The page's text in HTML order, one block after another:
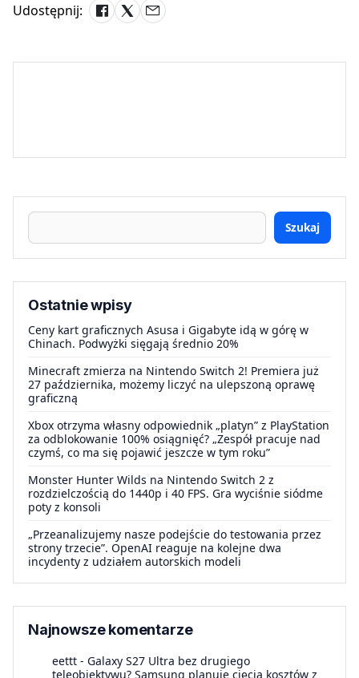
Udostępnij:
Szukaj
Ostatnie wpisy
Ceny kart graficznych Asusa i Gigabyte idą w górę w
Chinach. Podwyżki sięgają średnio 20%
Minecraft zmierza na Nintendo Switch 2! Premiera już
27 października, możemy liczyć na ulepszoną oprawę
graficzną
Xbox otrzyma własny odpowiednik „platyn” z PlayStation
za odblokowanie 100% osiągnięć? „Zespół pracuje nad
czymś, co ma się pojawić jeszcze w tym roku”
Monster Hunter Wilds na Nintendo Switch 2 z
rozdzielczością do 1440p i 40 FPS. Gra wyciśnie siódme
poty z konsoli
„Przeanalizujemy nasze podejście do testowania przez
strony trzecie”. OpenAI reaguje na kolejne dwa
incydenty z udziałem autorskich modeli
Najnowsze komentarze
eettt - Galaxy S27 Ultra bez drugiego
teleobiektywu? Samsung planuje cięcia kosztów z